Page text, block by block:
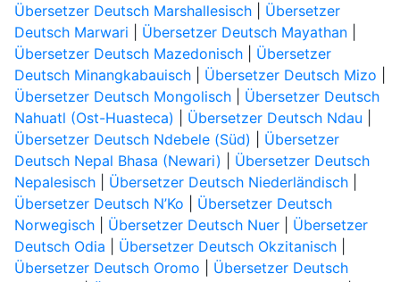
Übersetzer Deutsch Marshallesisch| Übersetzer
Deutsch Marwari
Übersetzer Deutsch Mayathan|
Übersetzer Deutsch Mazedonisch| Übersetzer
Deutsch Minangkabauisch| Übersetzer Deutsch Mizo
Übersetzer Deutsch Mongolisch| Übersetzer Deutsch
Nahuatl (Ost-Huasteca)
Übersetzer Deutsch Ndau
Übersetzer Deutsch Ndebele (Süd)
Übersetzer
Deutsch Nepal Bhasa (Newari)
Übersetzer Deutsch
Nepalesisch| Übersetzer Deutsch Niederländisch|
Übersetzer Deutsch N’Ko
Übersetzer Deutsch
Norwegisch| Übersetzer Deutsch Nuer| Übersetzer
Deutsch Odia
Übersetzer Deutsch Okzitanisch|
Übersetzer Deutsch Oromo
Übersetzer Deutsch